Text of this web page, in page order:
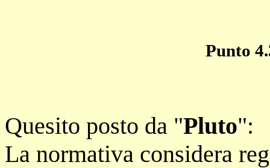
Punto
Quesito posto da "Pluto":
La normativa considera